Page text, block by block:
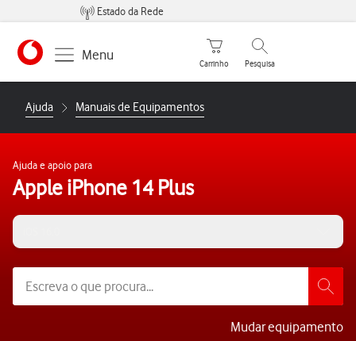
Estado da Rede
https://www.vodafone.pt
Menu
Carrinho de compras
Carrinho
Pesquisar
Pesquisa
Ajuda Manuais de Equipamentos
Ajuda e apoio para
Apple iPhone 14 Plus
Mudar equipamento